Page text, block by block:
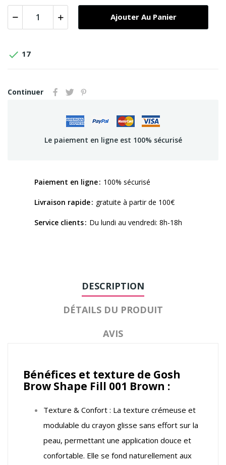
Ajouter Au Panier
 17
Continuer
Le paiement en ligne est 100% sécurisé
Paiement en ligne 100% sécurisé
Livraison rapide gratuite à partir de 100€
Service clients Du lundi au vendredi: 8h-18h
DESCRIPTION
DÉTAILS DU PRODUIT
AVIS
Bénéfices et texture de Gosh
Brow Shape Fill 001 Brown :
Texture & Confort : La texture crémeuse et
modulable du crayon glisse sans effort sur la
peau, permettant une application douce et
confortable. Elle se fond naturellement aux